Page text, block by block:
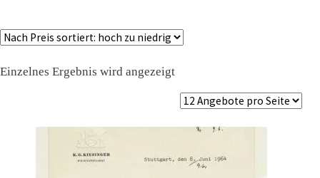
Einzelnes Ergebnis wird angezeigt